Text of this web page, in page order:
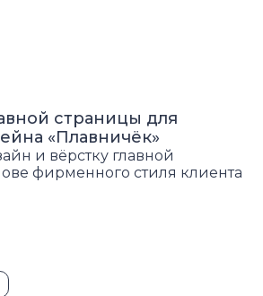
страницы для
«Плавничёк»
и вёрстку главной
фирменного стиля клиента